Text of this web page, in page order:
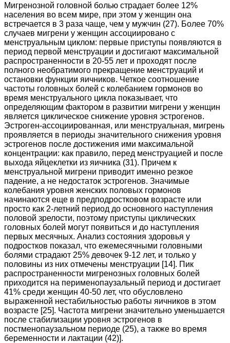
Мигренозной головной болью страдает более 12%
населения во всем мире, при этом у женщин она
встречается в 3 раза чаще, чем у мужчин (27). Более 70%
случаев мигрени у женщин ассоциировано с
менструальным циклом: первые приступы появляются в
период первой менструации и достигают максимальной
распространенности в 20-55 лет и проходят после
полного необратимого прекращение менструаций и
остановки функции яичников. Четкое соотношение
частоты головных болей с колебанием гормонов во
время менструального цикла показывает, что
определяющим фактором в развитии мигрени у женщин
является циклическое снижение уровня эстрогенов.
Эстроген-ассоциированная, или менструальная, мигрень
проявляется в периоды значительного снижения уровня
эстрогенов после достижения ими максимальной
концентрации: как правило, перед менструацией и после
выхода яйцеклетки из яичника (31). Причем к
менструальной мигрени приводит именно резкое
падение, а не недостаток эстрогенов. Значимые
колебания уровня женских половых гормонов
начинаются еще в предподростковом возрасте или
просто как 2-летний период до основного наступления
половой зрелости, поэтому приступы циклических
головных болей могут появиться и до наступления
первых месячных. Анализ состояния здоровья у
подростков показал, что ежемесячными головными
болями страдают 25% девочек 9-12 лет, и только у
половины из них отмечены менструации [14]. Пик
распространенности мигренозных головных болей
приходится на перименопаузальный период и достигает
41% среди женщин 40-50 лет, что обусловлено
выраженной нестабильностью работы яичников в этом
возрасте [25]. Частота мигрени значительно уменьшается
после стабилизации уровня эстрогенов в
постменопаузальном периоде (25), а также во время
беременности и лактации (42)].